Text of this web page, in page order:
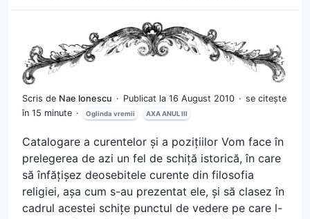
Scris de Nae Ionescu Publicat la 16 August 2010
se citește
în 15 minute
Oglinda vremii AXA ANUL III
Catalogare a curentelor și a pozițiilor Vom face în
prelegerea de azi un fel de schiță istorică, în care
să înfățișez deosebitele curente din filosofia
religiei, așa cum s-au prezentat ele, și să clasez în
cadrul acestei schițe punctul de vedere pe care l-